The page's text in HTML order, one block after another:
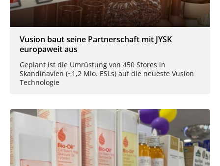
Vusion baut seine Partnerschaft mit JYSK
europaweit aus
Geplant ist die Umrüstung von 450 Stores in
Skandinavien (~1,2 Mio. ESLs) auf die neueste Vusion
Technologie